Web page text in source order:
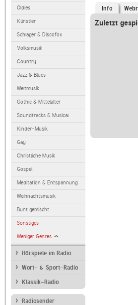
Oldies
Künstler
Schlager & Discofox
Volksmusik
Country
Jazz & Blues
Weltmusik
Gothic & Mittelalter
Soundtracks & Musical
Kinder-Musik
Gay
Christliche Musik
Gospel
Meditation & Entspannung
Weihnachtsmusik
Bunt gemischt
Sonstiges
Weniger Genres
Hörspiele im Radio
Wort- & Sport-Radio
Klassik-Radio
Radiosender
Info
Zuletzt